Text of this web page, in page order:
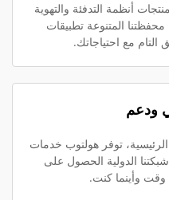
أنظمة التدفئة والتهوية
المتنوعة تطبيقات
مع احتياجاتك.
ودعم
توفر هولتوب خدمات
الدولية الحصول على
وأينما كنت.